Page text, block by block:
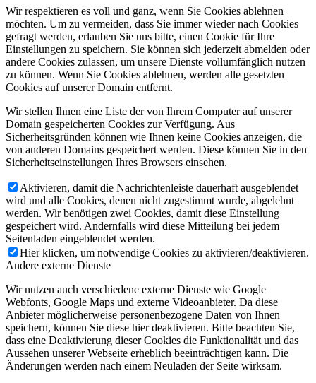
Wir respektieren es voll und ganz, wenn Sie Cookies ablehnen
möchten. Um zu vermeiden, dass Sie immer wieder nach Cookies
gefragt werden, erlauben Sie uns bitte, einen Cookie für Ihre
Einstellungen zu speichern. Sie können sich jederzeit abmelden oder
andere Cookies zulassen, um unsere Dienste vollumfänglich nutzen
zu können. Wenn Sie Cookies ablehnen, werden alle gesetzten
Cookies auf unserer Domain entfernt.
Wir stellen Ihnen eine Liste der von Ihrem Computer auf unserer
Domain gespeicherten Cookies zur Verfügung. Aus
Sicherheitsgründen können wie Ihnen keine Cookies anzeigen, die
von anderen Domains gespeichert werden. Diese können Sie in den
Sicherheitseinstellungen Ihres Browsers einsehen.
Aktivieren, damit die Nachrichtenleiste dauerhaft ausgeblendet
wird und alle Cookies, denen nicht zugestimmt wurde, abgelehnt
werden. Wir benötigen zwei Cookies, damit diese Einstellung
gespeichert wird. Andernfalls wird diese Mitteilung bei jedem
Seitenladen eingeblendet werden.
Hier klicken, um notwendige Cookies zu aktivieren/deaktivieren.
Andere externe Dienste
Wir nutzen auch verschiedene externe Dienste wie Google
Webfonts, Google Maps und externe Videoanbieter. Da diese
Anbieter möglicherweise personenbezogene Daten von Ihnen
speichern, können Sie diese hier deaktivieren. Bitte beachten Sie,
dass eine Deaktivierung dieser Cookies die Funktionalität und das
Aussehen unserer Webseite erheblich beeinträchtigen kann. Die
Änderungen werden nach einem Neuladen der Seite wirksam.